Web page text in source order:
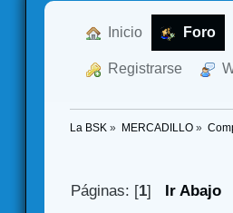
Inicio Foro
Registrarse
La BSK » MERCADILLO»
Páginas: [1] Ir Abajo